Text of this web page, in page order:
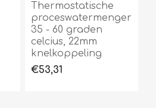
Thermostatische
proceswatermenger
35 - 60 graden
celcius, 22mm
knelkoppeling
€53,31